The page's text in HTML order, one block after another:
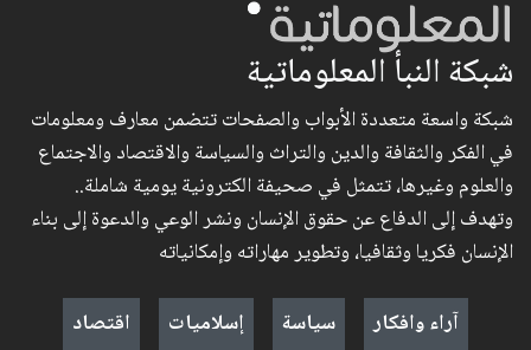
شبكة النبأ المعلوماتية
شبكة واسعة متعددة الأبواب والصفحات تتضمن معارف ومعلومات
في الفكر والثقافة والدين والتراث والسياسة والاقتصاد والاجتماع
والعلوم وغيرها، تتمثل في صحيفة الكترونية يومية شاملة..
وتهدف إلى الدفاع عن حقوق الإنسان ونشر الوعي والدعوة إلى بناء
الإنسان فكريا وثقافيا، وتطوير مهاراته وإمكانياته
آراء وافكار
سياسة إسلاميات اقتصاد